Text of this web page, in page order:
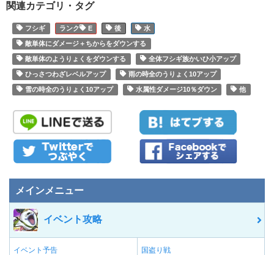
関連カテゴリ・タグ
フシギ E 後 水
敵単体にダメージ＋ちからをダウンする
敵単体のようりょくをダウンする 全体フシギ族かいひ小アップ
ひっさつわざレベルアップ 雨の時全のうりょく10アップ
雪の時全のうりょく10アップ 水属性ダメージ10％ダウン 他
メインメニュー
イベント攻略
イベント予告 国盗り戦